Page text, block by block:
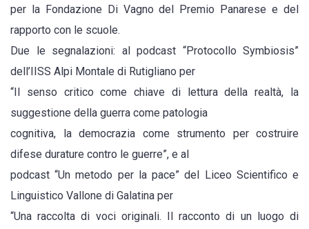
per la Fondazione Di Vagno del Premio Panarese e del
rapporto con le scuole.
Due le segnalazioni: al podcast “Protocollo Symbiosis”
dell’IISS Alpi Montale di Rutigliano per
“Il senso critico come chiave di lettura della realtà, la
suggestione della guerra come patologia
cognitiva, la democrazia come strumento per costruire
difese durature contro le guerre”, e al
podcast “Un metodo per la pace” del Liceo Scientifico e
Linguistico Vallone di Galatina per
“Una raccolta di voci originali. Il racconto di un luogo di